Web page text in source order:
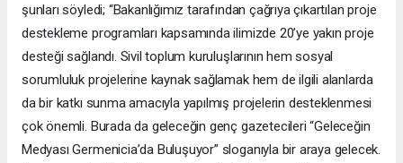
şunları söyledi; “Bakanlığımız tarafından çağrıya çıkartılan proje
destekleme programları kapsamında ilimizde 20’ye yakın proje
desteği sağlandı. Sivil toplum kuruluşlarının hem sosyal
sorumluluk projelerine kaynak sağlamak hem de ilgili alanlarda
da bir katkı sunma amacıyla yapılmış projelerin desteklenmesi
çok önemli. Burada da geleceğin genç gazetecileri “Geleceğin
Medyası Germenicia’da Buluşuyor” sloganıyla bir araya gelecek.